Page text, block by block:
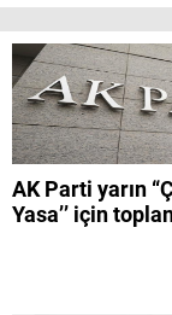
AK Parti yarın
Yasa’’ için